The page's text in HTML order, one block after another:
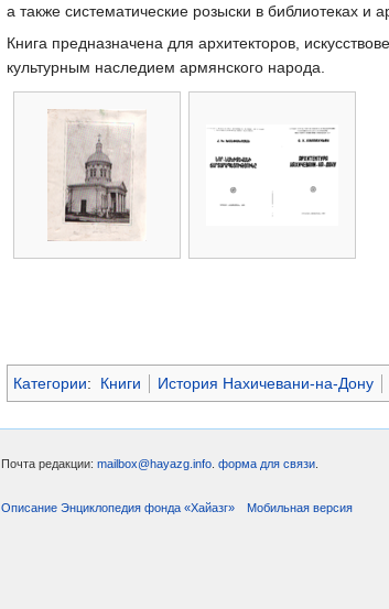
а также систематические розыски в библиотеках и
Книга предназначена для архитекторов,
культурным наследием армянского народа.
Категории: Книги История Нахичевани-на-Дону
Почта редакции: mailbox@hayazg.info форма для связи
Описание Энциклопедия фонда «Хайазг» Мобильная версия